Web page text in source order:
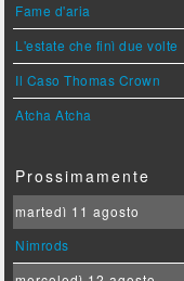
Fame d'aria
L'estate che finì due volte
Il Caso Thomas Crown
Atcha Atcha
Prossimamente
martedì 11 agosto
Nimrods